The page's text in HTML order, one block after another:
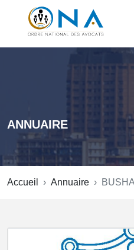
ANNUAIRE
Accueil Annuaire